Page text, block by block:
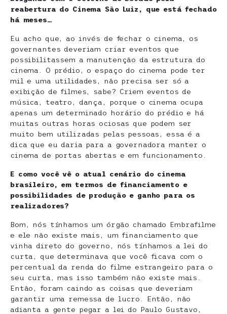
reabertura do Cinema São Luiz, que está fechado
há meses…
Eu acho que, ao invés de fechar o cinema, os
governantes deveriam criar eventos que
possibilitassem a manutenção da estrutura do
cinema. O prédio, o espaço do cinema pode ter
mil e uma utilidades, não precisa ser só a
exibição de filmes, sabe? Criem eventos de
música, teatro, dança, porque o cinema ocupa
apenas um determinado horário do prédio e há
muitas outras horas ociosas que podem ser
muito bem utilizadas pelas pessoas, essa é a
dica que eu daria para a governadora manter o
cinema de portas abertas e em funcionamento.
E como você vê o atual cenário do cinema
brasileiro, em termos de financiamento e
possibilidades de produção e ganho para os
realizadores?
Bom, nós tínhamos um órgão chamado Embrafilme
e ele não existe mais, um financiamento que
vinha direto do governo, nós tínhamos a lei do
curta, que determinava que você ficava com o
percentual da renda do filme estrangeiro para o
seu curta, mas isso também não existe mais.
Então, foram caindo as coisas que deveriam
garantir uma remessa de lucro. Então, não
adianta a gente pegar a lei do Paulo Gustavo,